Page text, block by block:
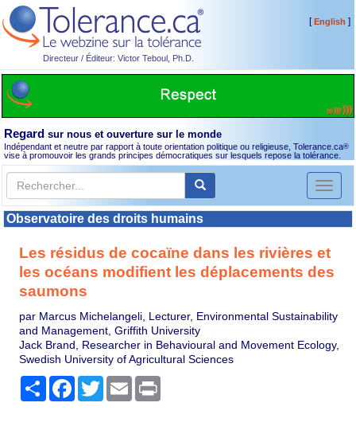
Directeur / Éditeur: Victor Teboul, Ph.D.
[English ]
Regard sur nous et ouverture sur le monde
Indépendant et neutre par rapport à toute orientation politique ou religieuse, Tolerance.ca®
vise à promouvoir les grands principes démocratiques sur lesquels repose la tolérance.
Toggle
Observatoire des droits humains
Les résidus de cocaïne dans les rivières et
les océans modifient les déplacements des
saumons
par Marcus Michelangeli, Lecturer, Environmental Sustainability
and Management, Griffith University
Jack Brand, Researcher in Behavioural and Movement Ecology,
Swedish University of Agricultural Sciences
PartagerFacebook
TwitterEmail